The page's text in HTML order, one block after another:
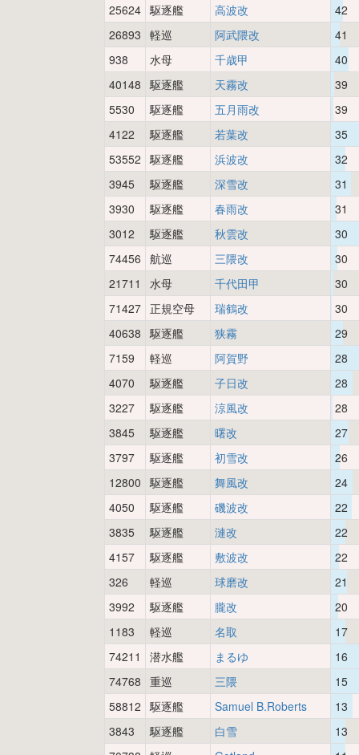
25624 駆逐艦 高波改
42
26893 軽巡 阿武隈改
41
938
水母 千歳甲
40
40148 駆逐艦 天霧改
39
5530
駆逐艦 五月雨改
39
4122
駆逐艦 若葉改
35
53552 駆逐艦 浜波改
32
3945
駆逐艦 深雪改
31
3930
駆逐艦 春雨改
31
3012
駆逐艦 秋雲改
30
74456 航巡 三隈改
30
21711
水母 千代田甲
30
71427 正規空母 瑞鶴改
30
40638 駆逐艦 狭霧
29
7159
軽巡 阿賀野
28
4070
駆逐艦 子日改
28
3227
駆逐艦 涼風改
28
3845
駆逐艦 曙改
27
3797
駆逐艦 初雪改
26
12800 駆逐艦 舞風改
24
4050
駆逐艦 磯波改
22
3835
駆逐艦 漣改
22
4157
駆逐艦 敷波改
22
326
軽巡 球磨改
21
3992
駆逐艦 朧改
20
1183
軽巡 名取
17
74211
潜水艦 まるゆ
16
74768 重巡 三隈
15
58812 駆逐艦 Samuel B.Roberts
13
3843
駆逐艦 白雪
13